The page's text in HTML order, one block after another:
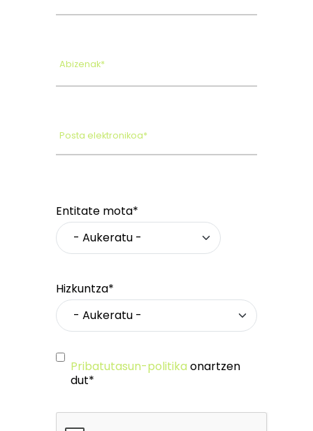
Abizenak*
Posta elektronikoa*
Entitate mota*
Hizkuntza*
Pribatutasun-politika onartzen
dut*